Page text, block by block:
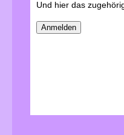
Und hier das